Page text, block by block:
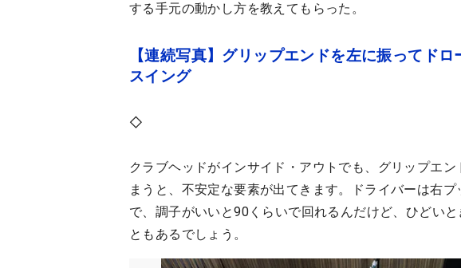
する手元の動かし方を教えてもらった。
【連続写真】グリップエンドを左に振ってド
スイング
◇
クラブヘッドがインサイド・アウトでも、グリップエ
まうと、不安定な要素が出てきます。ドライバーは右
で、調子がいいと90くらいで回れるんだけど、ひどい
ともあるでしょう。